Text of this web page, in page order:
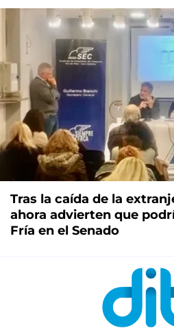
Tras la caída de la
ahora advierten que
Fría en el Senado